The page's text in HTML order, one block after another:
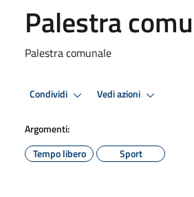
Palestra
Palestra comunale
Condividi Vedi azioni
Argomenti:
Tempo libero
Sport